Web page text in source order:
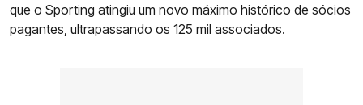
que o Sporting atingiu um novo máximo histórico de sócios
pagantes, ultrapassando os 125 mil associados.